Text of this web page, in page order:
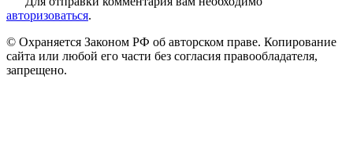
авторизоваться.
© Охраняется Законом РФ об авторском праве. Копирование
сайта или любой его части без согласия правообладателя,
запрещено.